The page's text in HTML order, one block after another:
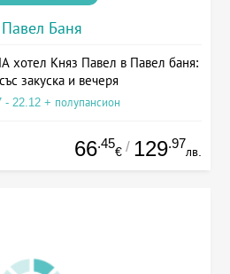
Павел Баня
хотел Княз Павел в Павел баня:
закуска и вечеря
- 22.12 + полупансион
66.45
€ / 129.97
лв.